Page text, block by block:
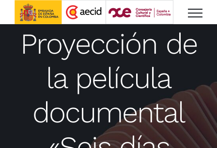
Saltar
contenidoProyección de
la película
documental